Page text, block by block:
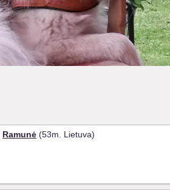
Ramunė (53m. Lietuva)